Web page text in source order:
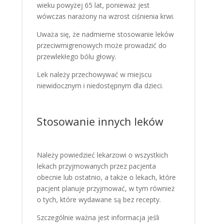
wieku powyżej 65 lat, ponieważ jest
wówczas narażony na wzrost ciśnienia krwi.
Uważa się, że nadmierne stosowanie leków
przeciwmigrenowych może prowadzić do
przewlekłego bólu głowy.
Lek należy przechowywać w miejscu
niewidocznym i niedostępnym dla dzieci.
Stosowanie innych leków
Należy powiedzieć lekarzowi o wszystkich
lekach przyjmowanych przez pacjenta
obecnie lub ostatnio, a także o lekach, które
pacjent planuje przyjmować, w tym również
o tych, które wydawane są bez recepty.
Szczególnie ważna jest informacja jeśli